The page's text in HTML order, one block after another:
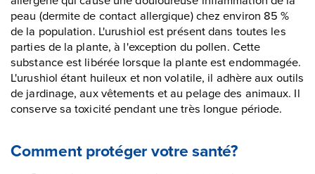
peau (dermite de contact allergique) chez environ 85 %
de la population. L'urushiol est présent dans toutes les
parties de la plante, à l'exception du pollen. Cette
substance est libérée lorsque la plante est endommagée.
L'urushiol étant huileux et non volatile, il adhère aux outils
de jardinage, aux vêtements et au pelage des animaux. Il
conserve sa toxicité pendant une très longue période.
Comment protéger votre santé?